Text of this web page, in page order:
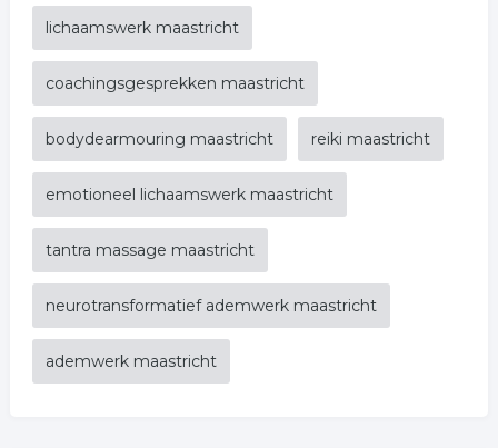
lichaamswerk maastricht
coachingsgesprekken maastricht
bodydearmouring maastricht reiki maastricht
emotioneel lichaamswerk maastricht
tantra massage maastricht
neurotransformatief ademwerk maastricht
ademwerk maastricht